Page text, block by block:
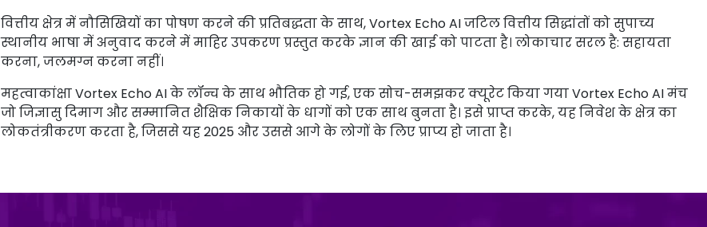
वित्तीय क्षेत्र में नौसिखियों का पोषण करने की प्रतिबद्धता के साथ, Vortex Echo AI जटिल वित्तीय सिद्धांतों को सुपाच्य
स्थानीय भाषा में अनुवाद करने में माहिर उपकरण प्रस्तुत करके ज्ञान की खाई को पाटता है। लोकाचार सरल है: सहायता
करना, जलमग्न करना नहीं।
महत्वाकांक्षा Vortex Echo AI के लॉन्च के साथ भौतिक हो गई, एक सोच-समझकर क्यूरेट किया गया Vortex Echo AI मंच
जो जिज्ञासु दिमाग और सम्मानित शैक्षिक निकायों के धागों को एक साथ बुनता है। इसे प्राप्त करके, यह निवेश के क्षेत्र का
लोकतंत्रीकरण करता है, जिससे यह 2025 और उससे आगे के लोगों के लिए प्राप्य हो जाता है।